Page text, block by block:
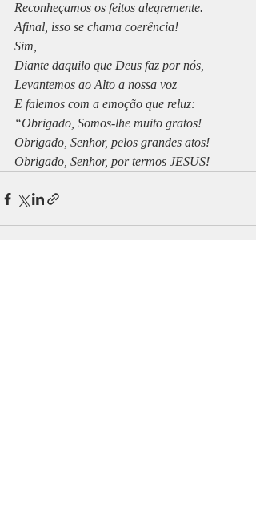
Reconheçamos os feitos alegremente.
Afinal, isso se chama coerência!
Sim,
Diante daquilo que Deus faz por nós,
Levantemos ao Alto a nossa voz
E falemos com a emoção que reluz:
“Obrigado, Somos-lhe muito gratos!
Obrigado, Senhor, pelos grandes atos!
Obrigado, Senhor, por termos JESUS!